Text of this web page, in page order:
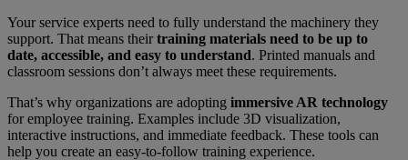
Your service experts need to fully understand the machinery they
support. That means theirtraining materials need to be up to
date, accessible, and easy to understand. Printed manuals and
classroom sessions don’t always meet these requirements.
That’s why organizations are adopting immersive AR technology
for employee training. Examples include 3D visualization,
interactive instructions, and immediate feedback. These tools can
help you create an easy-to-follow training experience.